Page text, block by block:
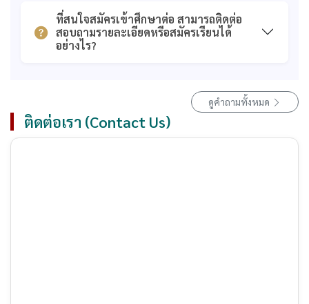
ที่สนใจสมัครเข้าศึกษาต่อ สามารถติดต่อ
สอบถามรายละเอียดหรือสมัครเรียนได้
อย่างไร?
ดูคำถามทั้งหมด
ติดต่อเรา (Contact Us)